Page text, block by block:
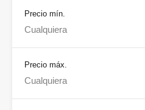
Precio mín.
Cualquiera
Precio máx.
Cualquiera